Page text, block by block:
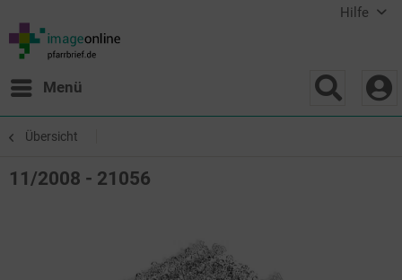
Hilfe
Menü
Übersicht
11/2008 - 21056